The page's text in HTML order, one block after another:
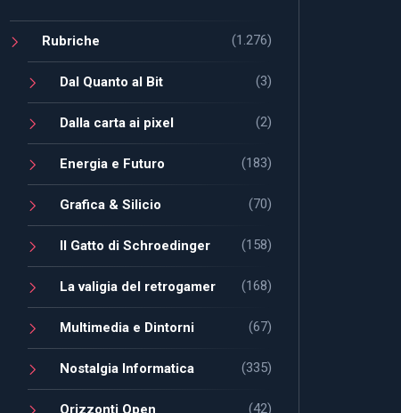
Rubriche (1.276)
Dal Quanto al Bit (3)
Dalla carta ai pixel (2)
Energia e Futuro (183)
Grafica & Silicio (70)
Il Gatto di Schroedinger (158)
La valigia del retrogamer (168)
Multimedia e Dintorni (67)
Nostalgia Informatica (335)
Orizzonti Open (42)